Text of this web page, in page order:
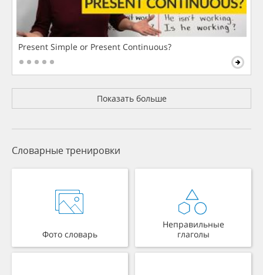
Present Simple or Present Continuous?
Показать больше
Словарные тренировки
Фото словарь
Неправильные
глаголы